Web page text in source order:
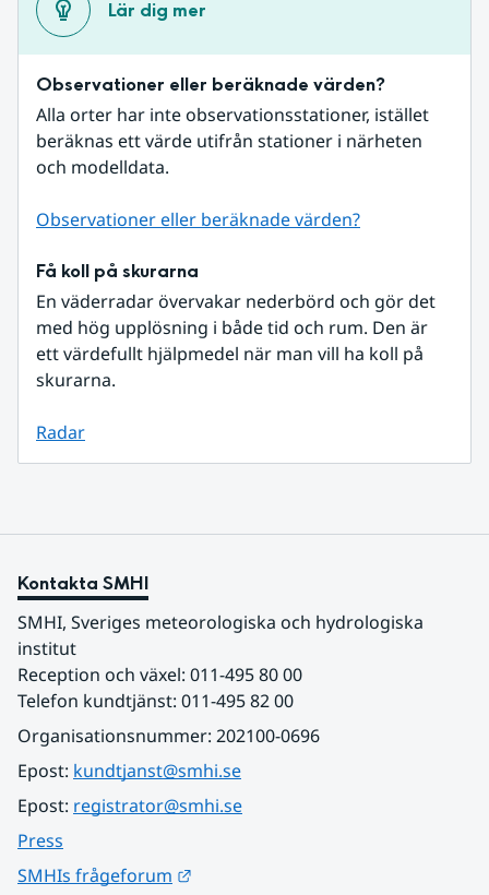
Lär dig mer
Observationer eller beräknade värden?
Alla orter har inte observationsstationer, istället
beräknas ett värde utifrån stationer i närheten
och modelldata.
Observationer eller beräknade värden?
Få koll på skurarna
En väderradar övervakar nederbörd och gör det
med hög upplösning i både tid och rum. Den är
ett värdefullt hjälpmedel när man vill ha koll på
skurarna.
Radar
Kontakta SMHI
SMHI, Sveriges meteorologiska och hydrologiska
institut
Reception och växel: 011-495 80 00
Telefon kundtjänst: 011-495 82 00
Organisationsnummer: 202100-0696
Epost: kundtjanst@smhi.se
Epost: registrator@smhi.se
Press
SMHIs frågeforum